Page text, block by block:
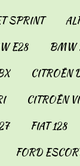
SPRINT
E28 BMW
CITROËN
CITROËN
FIAT 128
FORD